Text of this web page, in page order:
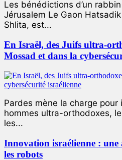
Les bénédictions d’un
Jérusalem Le Gaon
Shlita, est...
En Israël, des Juifs ultra-
Mossad et dans la
Pardes mène la charge pour
hommes ultra-orthodoxes,
les...
Innovation israélienne : une
les robots